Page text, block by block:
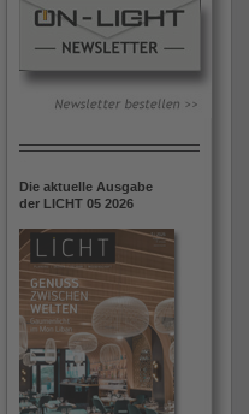
Die aktuelle Ausgabe
der LICHT 05 2026